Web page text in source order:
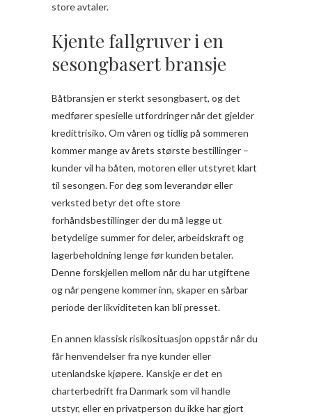
store avtaler.
Kjente fallgruver i en
sesongbasert bransje
Båtbransjen er sterkt sesongbasert, og det
medfører spesielle utfordringer når det gjelder
kredittrisiko. Om våren og tidlig på sommeren
kommer mange av årets største bestillinger –
kunder vil ha båten, motoren eller utstyret klart
til sesongen. For deg som leverandør eller
verksted betyr det ofte store
forhåndsbestillinger der du må legge ut
betydelige summer for deler, arbeidskraft og
lagerbeholdning lenge før kunden betaler.
Denne forskjellen mellom når du har utgiftene
og når pengene kommer inn, skaper en sårbar
periode der likviditeten kan bli presset.
En annen klassisk risikosituasjon oppstår når du
får henvendelser fra nye kunder eller
utenlandske kjøpere. Kanskje er det en
charterbedrift fra Danmark som vil handle
utstyr, eller en privatperson du ikke har gjort